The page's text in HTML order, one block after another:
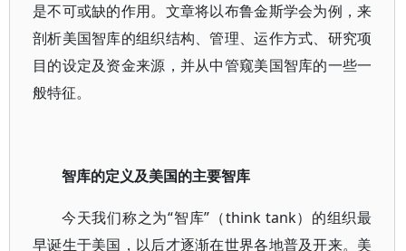
是不可或缺的作用。文章将以布鲁金斯学会为例，来
剖析美国智库的组织结构、管理、运作方式、研究项
目的设定及资金来源，并从中管窥美国智库的一些一
般特征。
智库的定义及美国的主要智库
今天我们称之为“智库”（think tank）的组织最
早诞生于美国，以后才逐渐在世界各地普及开来。美